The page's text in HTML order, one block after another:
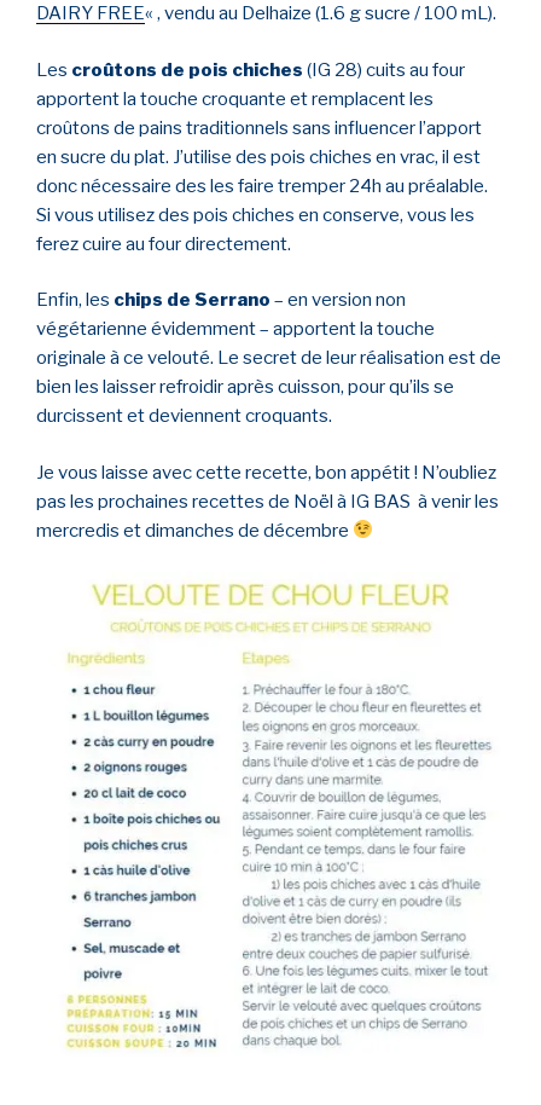
DAIRY FREE« , vendu au Delhaize (1.6 g sucre / 100 mL).
Les croûtons de pois chiches (IG 28) cuits au four
apportent la touche croquante et remplacent les
croûtons de pains traditionnels sans influencer l’apport
en sucre du plat. J’utilise des pois chiches en vrac, il est
donc nécessaire des les faire tremper 24h au préalable.
Si vous utilisez des pois chiches en conserve, vous les
ferez cuire au four directement.
Enfin, les chips de Serrano – en version non
végétarienne évidemment – apportent la touche
originale à ce velouté. Le secret de leur réalisation est de
bien les laisser refroidir après cuisson, pour qu’ils se
durcissent et deviennent croquants.
Je vous laisse avec cette recette, bon appétit ! N’oubliez
pas les prochaines recettes de Noël à IG BAS à venir les
mercredis et dimanches de décembre